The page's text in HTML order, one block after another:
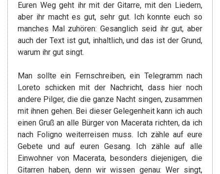
Euren Weg geht ihr mit der Gitarre, mit den Liedern,
aber ihr macht es gut, sehr gut. Ich konnte euch so
manches Mal zuhören: Gesanglich seid ihr gut, aber
auch der Text ist gut, inhaltlich, und das ist der Grund,
warum ihr gut singt.
Man sollte ein Fernschreiben, ein Telegramm nach
Loreto schicken mit der Nachricht, dass hier noch
andere Pilger, die die ganze Nacht singen, zusammen
mit ihnen gehen. Bei dieser Gelegenheit kann ich auch
einen Gruß an alle Bürger von Macerata richten, da ich
nach Foligno weiterreisen muss. Ich zähle auf eure
Gebete und auf euren Gesang. Ich zähle auf alle
Einwohner von Macerata, besonders diejenigen, die
Gitarren haben, denn wir wissen genau: Wer singt,